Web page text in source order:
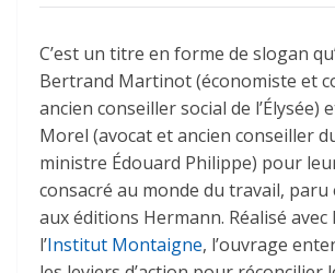
C’est un titre en forme de slogan
Bertrand Martinot (économiste et
ancien conseiller social de l’Élysée)
Morel (avocat et ancien conseiller
ministre Édouard Philippe) pour
consacré au monde du travail, paru
aux éditions Hermann. Réalisé avec
l’Institut Montaigne, l’ouvrage